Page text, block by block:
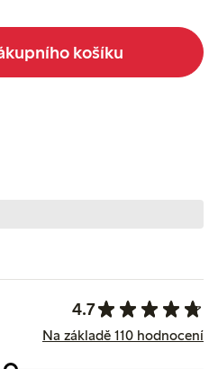
košíku
4.7
Na základě 110 hodnocení